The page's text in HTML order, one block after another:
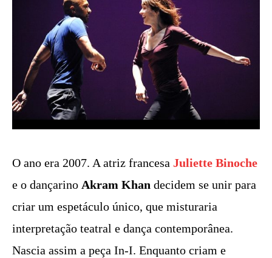
O ano era 2007. A atriz francesa Juliette Binoche
e o dançarino Akram Khan decidem se unir para
criar um espetáculo único, que misturaria
interpretação teatral e dança contemporânea.
Nascia assim a peça In-I. Enquanto criam e